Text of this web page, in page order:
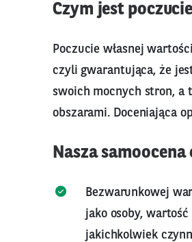
Czym jest
Poczucie własnej
czyli gwarantująca, że
swoich mocnych stron, a
obszarami. Doceniająca
Nasza
Bezwarunkowej
jako osoby,
jakichkolwiek